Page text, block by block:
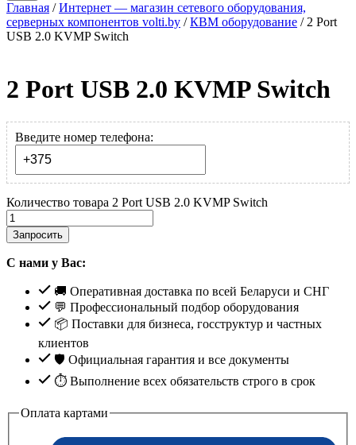
Главная / Интернет — магазин сетевого оборудования,
серверных компонентов volti.by / КВМ оборудование / 2 Port
USB 2.0 KVMP Switch
2 Port USB 2.0 KVMP Switch
Введите номер телефона:
Количество товара 2 Port USB 2.0 KVMP Switch
Запросить
С нами у Вас:
🚚 Оперативная доставка по всей Беларуси и СНГ
💬 Профессиональный подбор оборудования
📦 Поставки для бизнеса, госструктур и частных
клиентов
🛡️ Официальная гарантия и все документы
⏱ Выполнение всех обязательств строго в срок
Оплата картами